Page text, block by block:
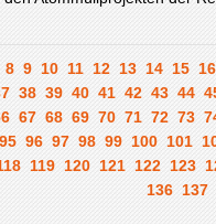
8 9 10 11 12 13 14 15 16
38 39 40 41 42 43 44
67 68 69 70 71 72 73
95 96 97 98 99 100 101
119 120 121 122 123
136 137